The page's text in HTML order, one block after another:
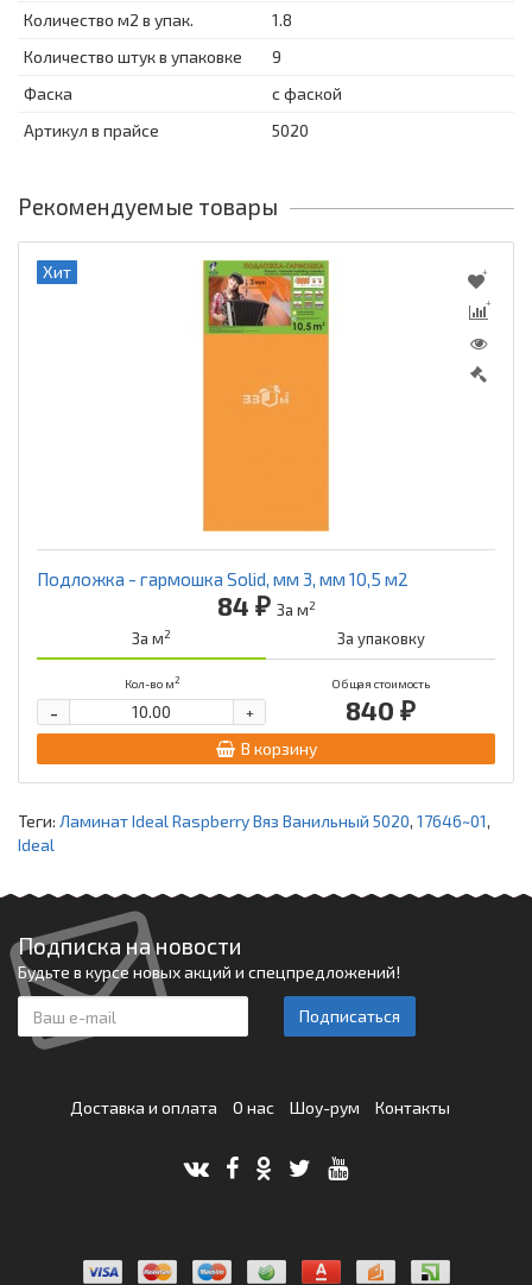
Количество м2 в упак.
1.8
Количество штук в упаковке
9
Фаска
с фаской
Артикул в прайсе
5020
Рекомендуемые товары
Хит
Подложка - гармошка Solid, мм 3, мм 10,5 м2
84 ₽ За м2
За м2 За упаковку
Кол-во м2 Общая стоимость
840 ₽
+
-
В корзину
Теги: Ламинат Ideal Raspberry Вяз Ванильный 5020, 17646~01,
Ideal
Подписка на новости
Будьте в курсе новых акций и спецпредложений!
Подписаться
Доставка и оплата О нас Шоу-рум Контакты